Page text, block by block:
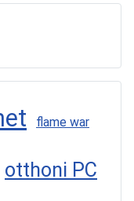
flame war
otthoni PC